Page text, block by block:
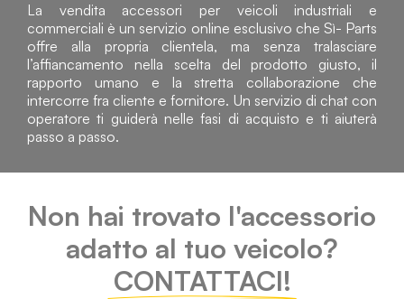
La vendita accessori per veicoli industriali e
commerciali è un servizio online esclusivo che Sì- Parts
offre alla propria clientela, ma senza tralasciare
l’affiancamento nella scelta del prodotto giusto, il
rapporto umano e la stretta collaborazione che
intercorre fra cliente e fornitore. Un servizio di chat con
operatore ti guiderà nelle fasi di acquisto e ti aiuterà
passo a passo.
Non hai trovato l'accessorio
adatto al tuo veicolo?
CONTATTACI!